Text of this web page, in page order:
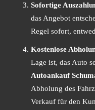
Sofortige
das Angebot
Regel sofort,
Kostenlose
Lage ist, das Auto
Autoankauf
Abholung des
Verkauf für den